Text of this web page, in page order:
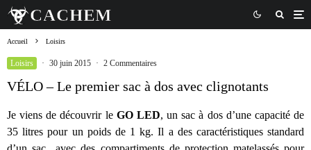
Accueil Loisirs
Loisirs · 30 juin 2015 · 2 Commentaires
VÉLO – Le premier sac à dos avec clignotants
Je viens de découvrir le GO LED, un sac à dos d’une capacité de
35 litres pour un poids de 1 kg. Il a des caractéristiques standard